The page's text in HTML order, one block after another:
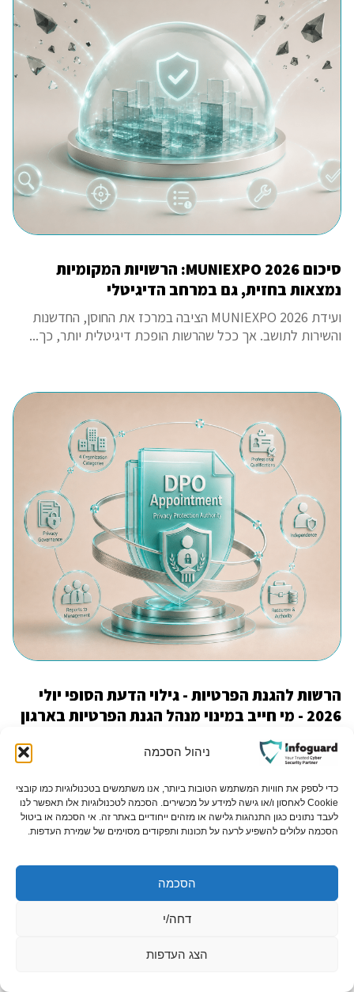
ניהול הסכמה
כדי לספק את חוויות המשתמש הטובות ביותר, אנו משתמשים בטכנולוגיות כמו קובצי
Cookie לאחסון ו/או גישה למידע על מכשירים. הסכמה לטכנולוגיות אלו תאפשר לנו
לעבד נתונים כגון התנהגות גלישה או מזהים ייחודיים באתר זה. אי הסכמה או ביטול
הסכמה עלולים להשפיע לרעה על תכונות ותפקודים מסוימים של שמירת העדפות.
הסכמה
דחה/י
הצג העדפות
סיכום MUNIEXPO 2026: הרשויות המקומיות
נמצאות בחזית, גם במרחב הדיגיטלי
ועידת MUNIEXPO 2026 הציבה במרכז את החוסן, החדשנות
והשירות לתושב. אך ככל שהרשות הופכת דיגיטלית יותר, כך...
הרשות להגנת הפרטיות - גילוי הדעת הסופי יולי
2026 - מי חייב במינוי מנהל הגנת הפרטיות בארגון
הרשות להגנת הפרטיות פרסמה גילוי דעת סופי בנושא חובת מינוי
ממונה על הגנת הפרטיות לפי תיקון 13. המסמך מפרט...